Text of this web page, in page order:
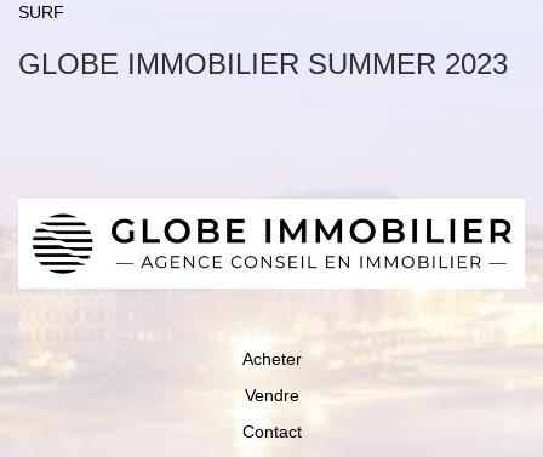
SURF
GLOBE IMMOBILIER SUMMER 2023
Acheter
Vendre
Contact